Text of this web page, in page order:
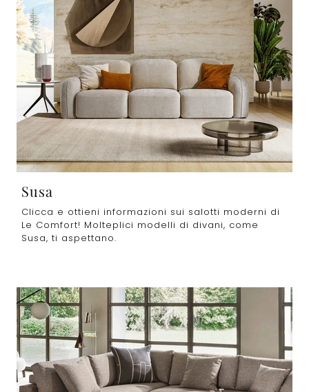
Susa
Clicca e ottieni informazioni sui salotti moderni di
Le Comfort! Molteplici modelli di divani, come
Susa, ti aspettano.